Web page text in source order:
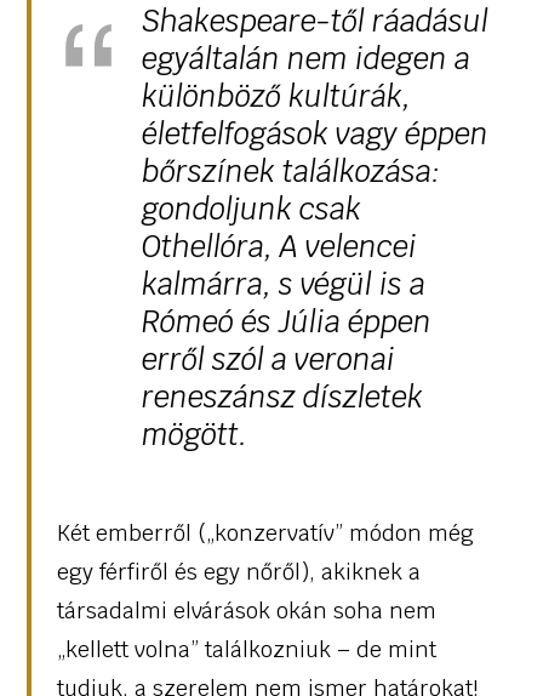
Shakespeare-től ráadásul
egyáltalán nem idegen a
különböző kultúrák,
életfelfogások vagy éppen
bőrszínek találkozása:
gondoljunk csak
Othellóra, A velencei
kalmárra, s végül is a
Rómeó és Júlia éppen
erről szól a veronai
reneszánsz díszletek
mögött.
Két emberről („konzervatív” módon még
egy férfiről és egy nőről), akiknek a
társadalmi elvárások okán soha nem
„kellett volna” találkozniuk – de mint
tudjuk, a szerelem nem ismer határokat!